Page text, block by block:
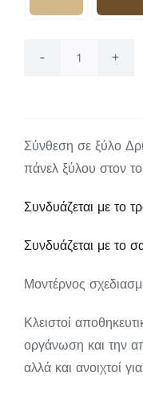
Zen
Σύνθεση σε ξύλο
πάνελ ξύλου στον
Συνδυάζεται με το
Συνδυάζεται με το
Μοντέρνος
Κλειστοί
οργάνωση και την
αλλά και ανοιχτοί